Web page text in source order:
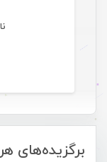
برگزیده‌های